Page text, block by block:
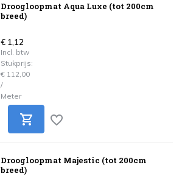
Droogloopmat Aqua Luxe (tot 200cm
breed)
€ 1,12
Incl. btw
Stukprijs:
€ 112,00
/
Meter
Droogloopmat Majestic (tot 200cm
breed)